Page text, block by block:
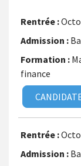
finance